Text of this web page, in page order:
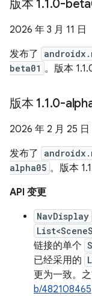
版本 1.1.0-
2026 年 3 月 11 日
发布了
beta01 。版本
版本 1.1.0-
2026 年 2 月 25 日
发布了
alpha05 。版本
API 变更
NavDisplay
链接的单个
已经采用的
更为一致。
b/482108465